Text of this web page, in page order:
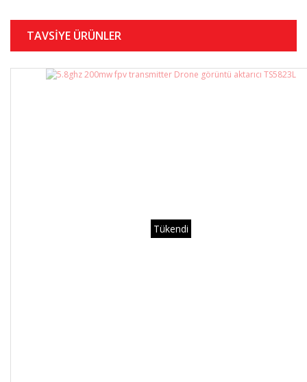
TAVSİYE ÜRÜNLER
Tükendi